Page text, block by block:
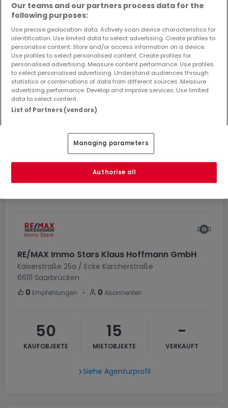
von Poll Immobilien GmbH
Jakobstrasse 6
54290 Trier
0Empfehlungen ・ 0Abonnenten
5
Siehe Agenturprofil
RE/MAX Immo Stars Klaus Hoffmann GmbH
Kaiserstraße 25a / Ecke Karcherstraße
66111 Saarbrücken
0 Empfehlungen ・ 0 Abonnenten
50
KAUFOBJEKTE
15
MIETOBJEKTE
-
VERKAUFT
Siehe Agenturprofil
Our teams and our partners process data for the
following purposes:
Use precise geolocation data. Actively scan device characteristics for
identification. Use limited data to select advertising. Create profiles to
personalise content. Store and/or access information on a device.
Use profiles to select personalised content. Create profiles for
personalised advertising. Measure content performance. Use profiles
to select personalised advertising. Understand audiences through
statistics or combinations of data from different sources. Measure
advertising performance. Develop and improve services. Use limited
data to select content.
List of Partners (vendors)
Managing parameters
Authorise all